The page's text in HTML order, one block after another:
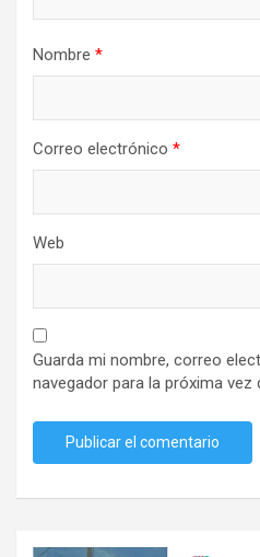
Nombre *
Correo electrónico *
Web
Guarda mi nombre, correo
navegador para la próxima vez